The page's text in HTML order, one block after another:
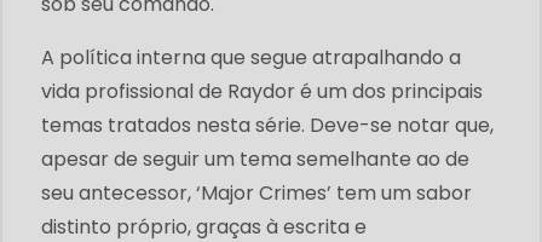
A política interna que segue atrapalhando a
vida profissional de Raydor é um dos principais
temas tratados nesta série. Deve-se notar que,
apesar de seguir um tema semelhante ao de
seu antecessor, ‘Major Crimes’ tem um sabor
distinto próprio, graças à escrita e